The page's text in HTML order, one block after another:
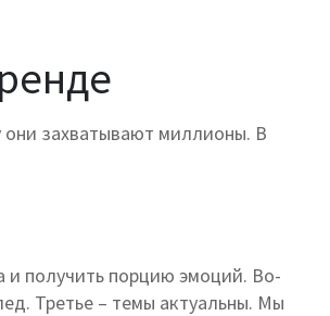
они захватывают миллионы. В
и получить порцию эмоций. Во-
Третье – темы актуальны. Мы